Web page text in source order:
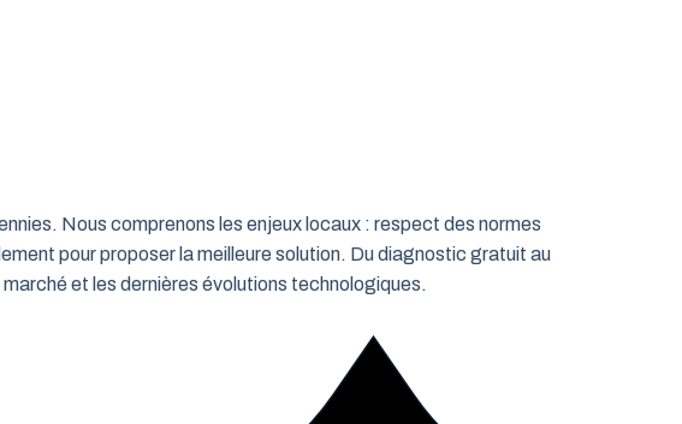
Nous comprenons les enjeux locaux : respect des normes
pour proposer la meilleure solution. Du diagnostic gratuit au
et les dernières évolutions technologiques.